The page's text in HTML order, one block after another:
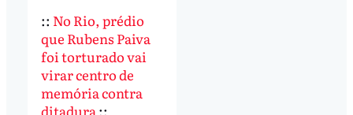
:: No Rio, prédio
que Rubens Paiva
foi torturado vai
virar centro de
memória contra
ditadura ::